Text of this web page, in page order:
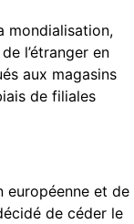
mondialisation,
l’étranger en
aux magasins
de filiales
européenne et de
de céder le